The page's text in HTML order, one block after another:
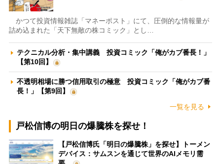
かつて投資情報雑誌「マネーポスト」にて、圧倒的な情報量が
詰め込まれた「天下無敵の株コミック」とし…
テクニカル分析・集中講義 投資コミック「俺がカブ番長！」
【第10回】
不透明相場に勝つ信用取引の極意 投資コミック「俺がカブ番
長！」【第9回】
一覧を見る
戸松信博の明日の爆騰株を探せ！
【戸松信博氏「明日の爆騰株」を探せ】トーメン
デバイス：サムスンを通じて世界のAIメモリ需